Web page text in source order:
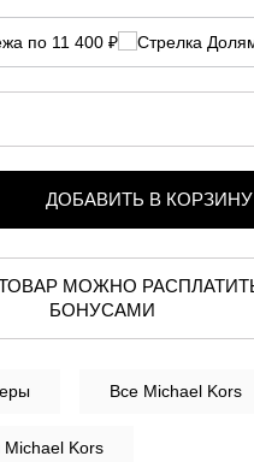
по 11 400 ₽
ДОБАВИТЬ В КОРЗИНУ
БОНУСАМИ
Все Michael Kors
Kors